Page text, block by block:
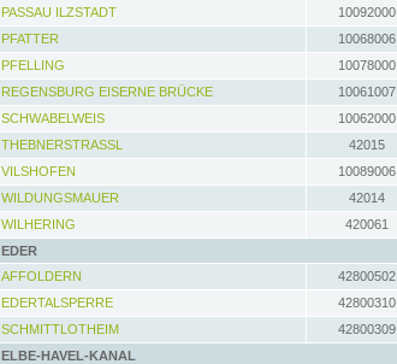
PASSAU ILZSTADT
10092000
PFATTER
10068006
PFELLING
10078000
REGENSBURG EISERNE BRÜCKE
10061007
SCHWABELWEIS
10062000
THEBNERSTRASSL
42015
VILSHOFEN
10089006
WILDUNGSMAUER
42014
WILHERING
420061
EDER
AFFOLDERN
42800502
EDERTALSPERRE
42800310
SCHMITTLOTHEIM
42800309
ELBE-HAVEL-KANAL